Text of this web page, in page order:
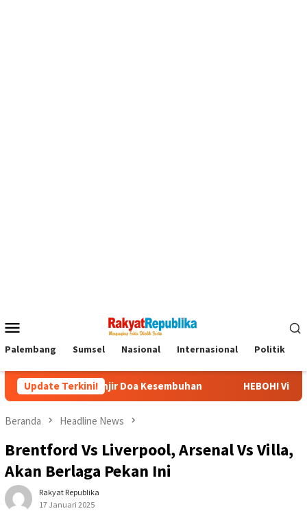
Mobile
Palembang Sumsel Nasional Internasional Politik
Update Terkini!
Banjir Doa Kesembuhan HEBOH! Video Viral
Beranda Headline News
Brentford Vs Liverpool, Arsenal Vs Villa,
Akan Berlaga Pekan Ini
Rakyat Republika
17 Januari 2025